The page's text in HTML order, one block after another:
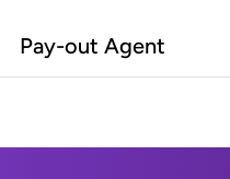
Pay-out Agent